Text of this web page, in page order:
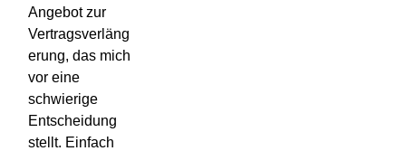
Angebot zur
Vertragsverläng
erung, das mich
vor eine
schwierige
Entscheidung
stellt. Einfach